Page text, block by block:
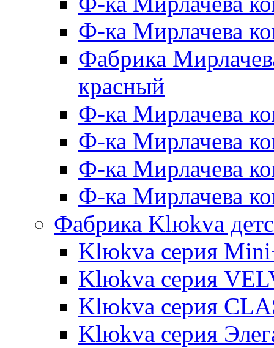
Ф-ка Мирлачева
Фабрика
красный
Ф-ка Мирлачева
Ф-ка Мирлачева
Ф-ка Мирлачева
Ф-ка Мирлачева
Фабрика Klюkva
Klюkva серия
Klюkva серия
Klюkva серия
Klюkva серия